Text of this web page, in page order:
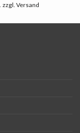
zzgl. Versand